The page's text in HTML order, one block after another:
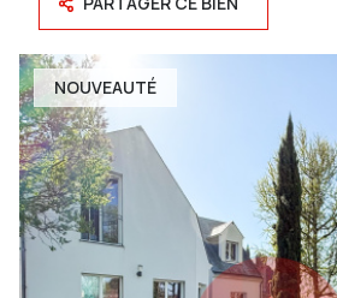
NOUVEAUTÉ